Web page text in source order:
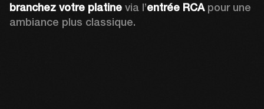
branchez votre platine via l’entrée RCA pour une
ambiance plus classique.